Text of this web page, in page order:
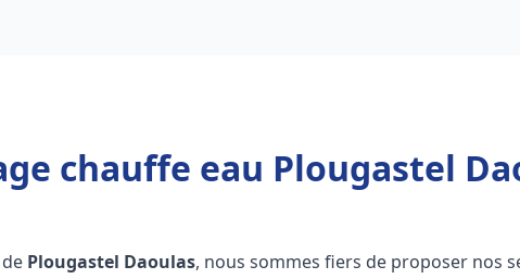
chauffe eau Plougastel
Plougastel Daoulas, nous sommes fiers de proposer nos